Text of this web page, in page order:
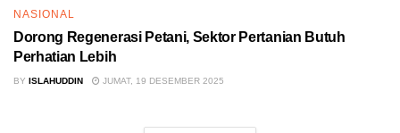
NASIONAL
Dorong Regenerasi Petani, Sektor Pertanian Butuh
Perhatian Lebih
BY ISLAHUDDIN JUMAT, 19 DESEMBER 2025